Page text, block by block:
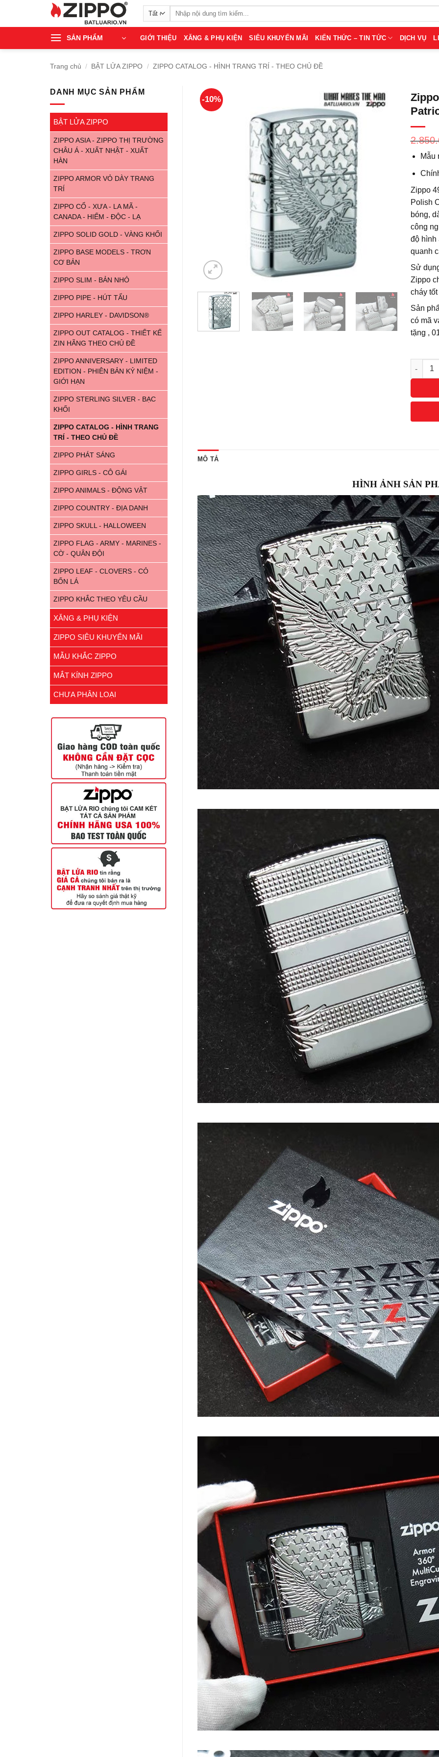
Tìm
kiếm:
SẢN PHẨM GIỚI THIỆU XĂNG & PHỤ KIỆN SIÊU KHUYẾN MÃI KIẾN THỨC – TIN TỨC DỊCH VỤ
Trang chủ / BẬT LỬA ZIPPO / ZIPPO CATALOG - HÌNH TRANG TRÍ - THEO CHỦ ĐỀ
DANH MỤC SẢN PHẨM
BẬT LỬA ZIPPO
ZIPPO ASIA - ZIPPO THỊ TRƯỜNG
CHÂU Á - XUẤT NHẬT - XUẤT
HÀN
ZIPPO ARMOR VỎ DÀY TRANG
TRÍ
ZIPPO CỔ - XƯA - LA MÃ -
CANADA - HIẾM - ĐỘC - LẠ
ZIPPO SOLID GOLD - VÀNG KHỐI
ZIPPO BASE MODELS - TRƠN
CƠ BẢN
ZIPPO SLIM - BẢN NHỎ
ZIPPO PIPE - HÚT TẨU
ZIPPO HARLEY - DAVIDSON®
ZIPPO OUT CATALOG - THIẾT KẾ
ZIN HÃNG THEO CHỦ ĐỀ
ZIPPO ANNIVERSARY - LIMITED
EDITION - PHIÊN BẢN KỶ NIỆM -
GIỚI HẠN
ZIPPO STERLING SILVER - BẠC
KHỐI
ZIPPO CATALOG - HÌNH TRANG
TRÍ - THEO CHỦ ĐỀ
ZIPPO PHÁT SÁNG
ZIPPO GIRLS - CÔ GÁI
ZIPPO ANIMALS - ĐỘNG VẬT
ZIPPO COUNTRY - ĐỊA DANH
ZIPPO SKULL - HALLOWEEN
ZIPPO FLAG - ARMY - MARINES -
CỜ - QUÂN ĐỘI
ZIPPO LEAF - CLOVERS - CỎ
BỐN LÁ
ZIPPO KHẮC THEO YÊU CẦU
XĂNG & PHỤ KIỆN
ZIPPO SIÊU KHUYẾN MÃI
MẪU KHẮC ZIPPO
MẮT KÍNH ZIPPO
CHƯA PHÂN LOẠI
-10%
Mẫu
Zippo
Polish
bóng,
công
độ hình
quanh
Sử
Zippo
cháy
Sản
có mã
tặng ,
Số
MÔ TẢ
HÌNH ẢNH SẢN